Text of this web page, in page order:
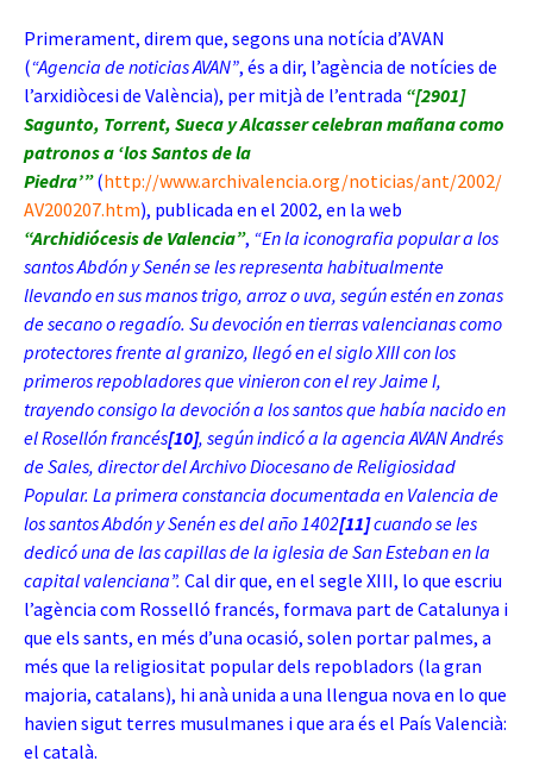
Primerament, direm que, segons una notícia d’AVAN
(“Agencia de noticias AVAN”, és a dir, l’agència de notícies de
l’arxidiòcesi de València), per mitjà de l’entrada “[2901]
Sagunto, Torrent, Sueca y Alcasser celebran mañana como
patronos a ‘los Santos de la
Piedra’”(http://www.archivalencia.org/noticias/ant/2002/
AV200207.htm), publicada en el 2002, en la web
“Archidiócesis de Valencia”, “En la iconografia popular a los
santos Abdón y Senén se les representa habitualmente
llevando en sus manos trigo, arroz o uva, según estén en zonas
de secano o regadío. Su devoción en tierras valencianas como
protectores frente al granizo, llegó en el siglo XIII con los
primeros repobladores que vinieron con el rey Jaime I,
trayendo consigo la devoción a los santos que había nacido en
el Rosellón francés[10], según indicó a la agencia AVAN Andrés
de Sales, director del Archivo Diocesano de Religiosidad
Popular. La primera constancia documentada en Valencia de
los santos Abdón y Senén es del año 1402[11]cuando se les
dedicó una de las capillas de la iglesia de San Esteban en la
capital valenciana”. Cal dir que, en el segle XIII, lo que escriu
l’agència com Rosselló francés, formava part de Catalunya i
que els sants, en més d’una ocasió, solen portar palmes, a
més que la religiositat popular dels repobladors (la gran
majoria, catalans), hi anà unida a una llengua nova en lo que
havien sigut terres musulmanes i que ara és el País Valencià:
el català.